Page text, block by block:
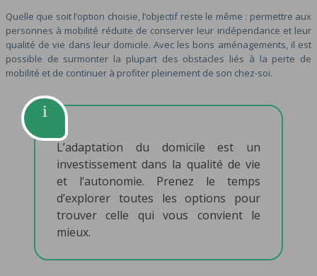
Quelle que soit l’option choisie, l’objectif reste le même : permettre aux
personnes à mobilité réduite de conserver leur indépendance et leur
qualité de vie dans leur domicile. Avec les bons aménagements, il est
possible de surmonter la plupart des obstacles liés à la perte de
mobilité et de continuer à profiter pleinement de son chez-soi.
L’adaptation du domicile est un
investissement dans la qualité de vie
et l’autonomie. Prenez le temps
d’explorer toutes les options pour
trouver celle qui vous convient le
mieux.